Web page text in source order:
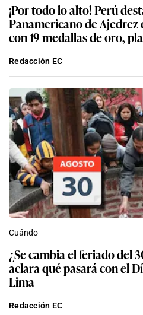
¡Por todo lo alto! Perú
Panamericano de Ajedrez
con 19 medallas de oro,
Redacción EC
Cuándo
¿Se cambia el feriado del
aclara qué pasará con el
Lima
Redacción EC